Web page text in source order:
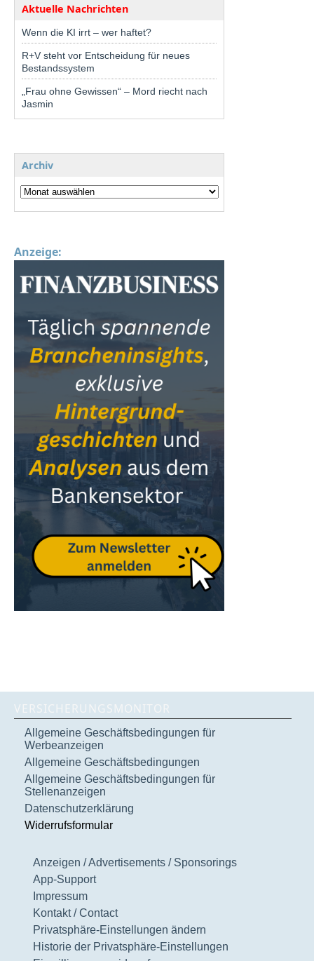
Aktuelle Nachrichten
Wenn die KI irrt – wer haftet?
R+V steht vor Entscheidung für neues
Bestandssystem
„Frau ohne Gewissen“ – Mord riecht nach
Jasmin
Archiv
Anzeige:
VERSICHERUNGSMONITOR
Allgemeine Geschäftsbedingungen für
Werbeanzeigen
Allgemeine Geschäftsbedingungen
Allgemeine Geschäftsbedingungen für
Stellenanzeigen
Datenschutzerklärung
Widerrufsformular
Anzeigen / Advertisements / Sponsorings
App-Support
Impressum
Kontakt / Contact
Privatsphäre-Einstellungen ändern
Historie der Privatsphäre-Einstellungen